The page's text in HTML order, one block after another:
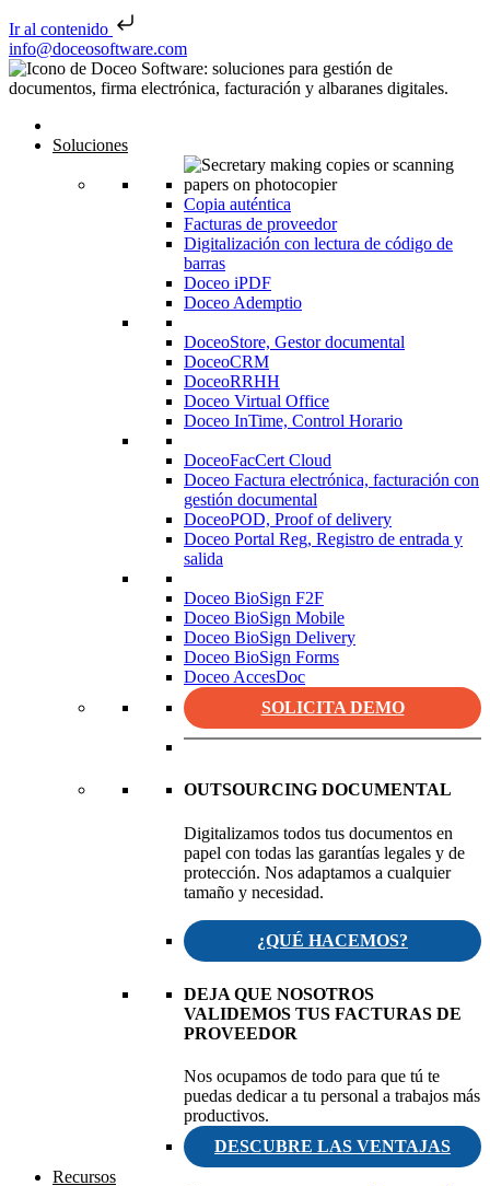
Ir al contenido
Saltar al contenido
info@doceosoftware.com
Soluciones
Copia auténtica
Facturas de proveedor
Digitalización con lectura de código de
barras
Doceo iPDF
Doceo Ademptio
DoceoStore, Gestor documental
DoceoCRM
DoceoRRHH
Doceo Virtual Office
Doceo InTime, Control Horario
DoceoFacCert Cloud
Doceo Factura electrónica, facturación con
gestión documental
DoceoPOD, Proof of delivery
Doceo Portal Reg, Registro de entrada y
salida
Doceo BioSign F2F
Doceo BioSign Mobile
Doceo BioSign Delivery
Doceo BioSign Forms
Doceo AccesDoc
SOLICITA DEMO
OUTSOURCING DOCUMENTAL
Digitalizamos todos tus documentos en
papel con todas las garantías legales y de
protección. Nos adaptamos a cualquier
tamaño y necesidad.
¿QUÉ HACEMOS?
DEJA QUE NOSOTROS
VALIDEMOS TUS FACTURAS DE
PROVEEDOR
Nos ocupamos de todo para que tú te
puedas dedicar a tu personal a trabajos más
productivos.
DESCUBRE LAS VENTAJAS
Recursos